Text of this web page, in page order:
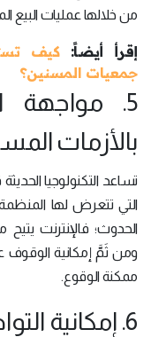
من خلالها عمليات البيع
إقرأ أيضاً:كيف
جمعيات المسنين؟
5. مواجهة
بالأزمات
تساعد التكنولوجيا
التي تتعرض لها
الحدوث؛ فالإنترنت
ومن ثَمَّ إمكانية الوقوف
ممكنة الوقوع.
6. إمكانية